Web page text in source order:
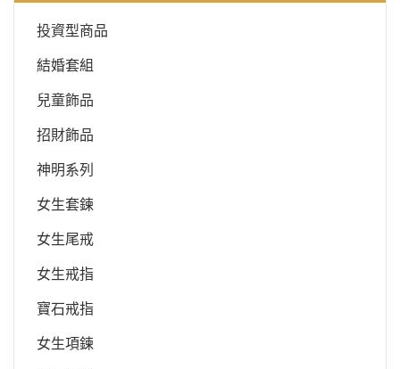
投資型商品
結婚套組
兒童飾品
招財飾品
神明系列
女生套鍊
女生尾戒
女生戒指
寶石戒指
女生項鍊